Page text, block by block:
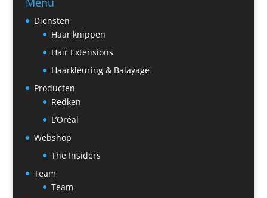
Diensten
Haar knippen
Hair Extensions
Haarkleuring & Balayage
Producten
Redken
L’Oréal
Webshop
The Insiders
Team
Team